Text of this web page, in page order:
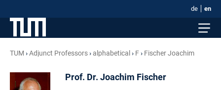
de en
TUM Adjunct Professors alphabetical F Fischer Joachim
Prof. Dr. Joachim Fischer